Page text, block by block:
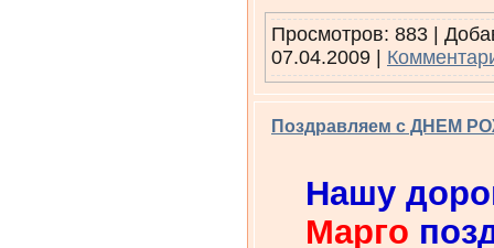
Просмотров: 883 |
07.04.2009
Поздравляем с ДНЕМ
Нашу
Марго